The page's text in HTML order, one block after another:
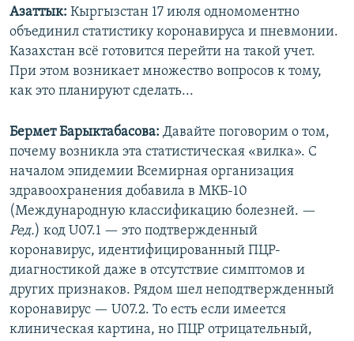
Азаттык: Кыргызстан 17 июля одномоментно
объединил статистику коронавируса и пневмонии.
Казахстан всё готовится перейти на такой учет.
При этом возникает множество вопросов к тому,
как это планируют сделать...
Бермет Барыктабасова: Давайте поговорим о том,
почему возникла эта статистическая «вилка». C
началом эпидемии Всемирная организация
здравоохранения добавила в МКБ-10
(Международную классификацию болезней. —​
Ред.) код U07.1 — это подтвержденный
коронавирус, идентифицированный ПЦР-
диагностикой даже в отсутствие симптомов и
других признаков. Рядом шел неподтвержденный
коронавирус — U07.2. То есть если имеется
клиническая картина, но ПЦР отрицательный,